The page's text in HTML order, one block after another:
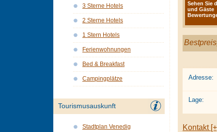
Sehen Sie
und Gäste
Bewertunge
Adresse:
Lage:
Kontakt
3 Sterne Hotels
2 Sterne Hotels
1 Stern Hotels
Ferienwohnungen
Bed & Breakfast
Campingplätze
Tourismusauskunft
Stadtplan Venedig